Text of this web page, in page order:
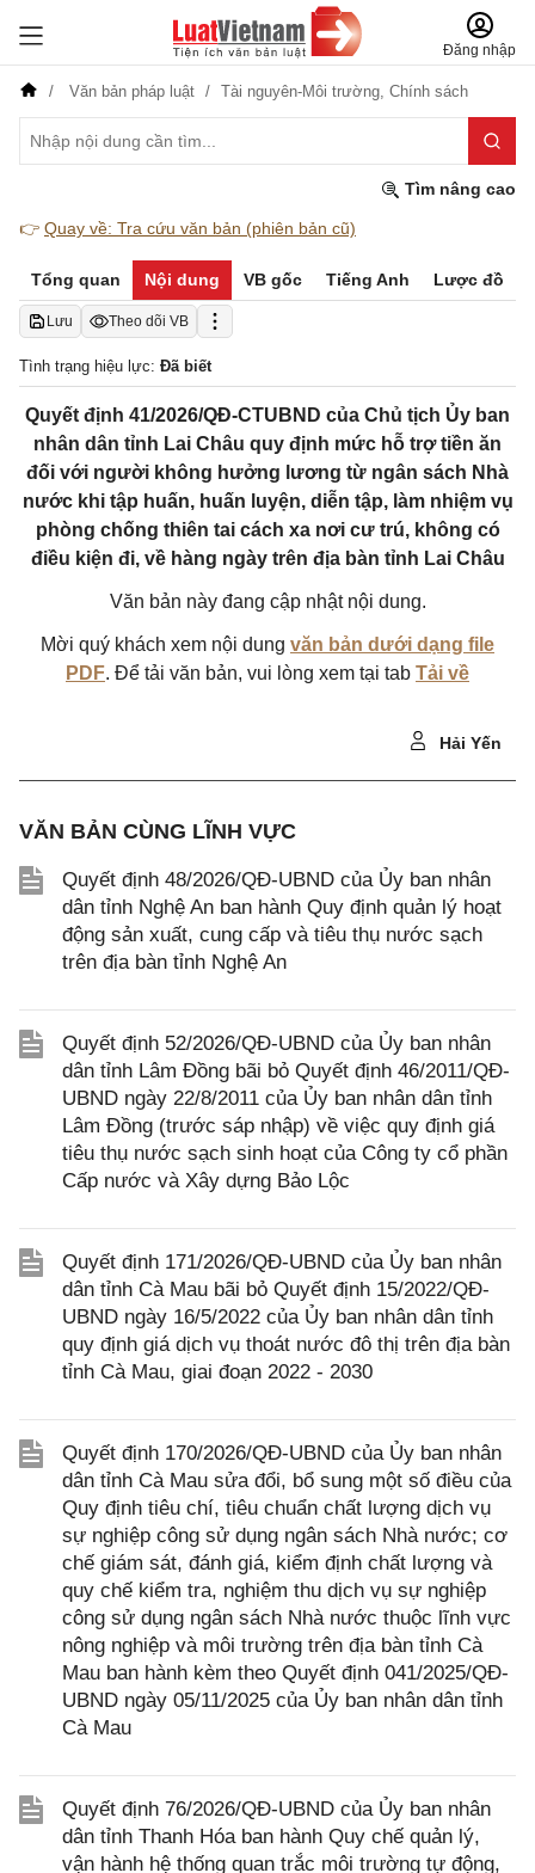
Đăng nhập
Văn bản pháp luật Tài nguyên-Môi trường, Chính sách
Tìm nâng cao
👉 Quay về: Tra cứu văn bản (phiên bản cũ)
Tổng quan Nội dung VB gốc Tiếng Anh Lược đồ
Lưu Theo dõi VB
Tình trạng hiệu lực: Đã biết
Quyết định 41/2026/QĐ-CTUBND của Chủ tịch Ủy ban
nhân dân tỉnh Lai Châu quy định mức hỗ trợ tiền ăn
đối với người không hưởng lương từ ngân sách Nhà
nước khi tập huấn, huấn luyện, diễn tập, làm nhiệm vụ
phòng chống thiên tai cách xa nơi cư trú, không có
điều kiện đi, về hàng ngày trên địa bàn tỉnh Lai Châu
Văn bản này đang cập nhật nội dung.
Mời quý khách xem nội dung văn bản dưới dạng file
PDF. Để tải văn bản, vui lòng xem tại tab Tải về
Hải Yến
VĂN BẢN CÙNG LĨNH VỰC
Quyết định 48/2026/QĐ-UBND của Ủy ban nhân
dân tỉnh Nghệ An ban hành Quy định quản lý hoạt
động sản xuất, cung cấp và tiêu thụ nước sạch
trên địa bàn tỉnh Nghệ An
Quyết định 52/2026/QĐ-UBND của Ủy ban nhân
dân tỉnh Lâm Đồng bãi bỏ Quyết định 46/2011/QĐ-
UBND ngày 22/8/2011 của Ủy ban nhân dân tỉnh
Lâm Đồng (trước sáp nhập) về việc quy định giá
tiêu thụ nước sạch sinh hoạt của Công ty cổ phần
Cấp nước và Xây dựng Bảo Lộc
Quyết định 171/2026/QĐ-UBND của Ủy ban nhân
dân tỉnh Cà Mau bãi bỏ Quyết định 15/2022/QĐ-
UBND ngày 16/5/2022 của Ủy ban nhân dân tỉnh
quy định giá dịch vụ thoát nước đô thị trên địa bàn
tỉnh Cà Mau, giai đoạn 2022 - 2030
Quyết định 170/2026/QĐ-UBND của Ủy ban nhân
dân tỉnh Cà Mau sửa đổi, bổ sung một số điều của
Quy định tiêu chí, tiêu chuẩn chất lượng dịch vụ
sự nghiệp công sử dụng ngân sách Nhà nước; cơ
chế giám sát, đánh giá, kiểm định chất lượng và
quy chế kiểm tra, nghiệm thu dịch vụ sự nghiệp
công sử dụng ngân sách Nhà nước thuộc lĩnh vực
nông nghiệp và môi trường trên địa bàn tỉnh Cà
Mau ban hành kèm theo Quyết định 041/2025/QĐ-
UBND ngày 05/11/2025 của Ủy ban nhân dân tỉnh
Cà Mau
Quyết định 76/2026/QĐ-UBND của Ủy ban nhân
dân tỉnh Thanh Hóa ban hành Quy chế quản lý,
vận hành hệ thống quan trắc môi trường tự động,